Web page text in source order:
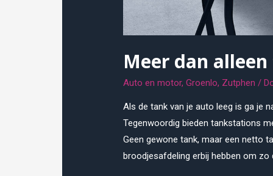
Meer dan
Auto en motor,Groenlo, Zutphen /
Als de tank van je auto leeg is ga je
Tegenwoordig bieden tankstations
Geen gewone tank, maar een netto
broodjesafdeling erbij hebben om